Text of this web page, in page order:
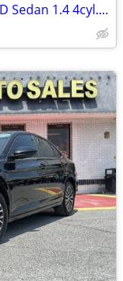
2017 Volkswagen Jetta 1.4T SE FWD 4D Sedan 1.4 4cyl. Gasoline